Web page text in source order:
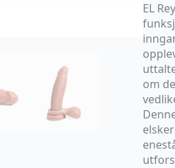
EL
om